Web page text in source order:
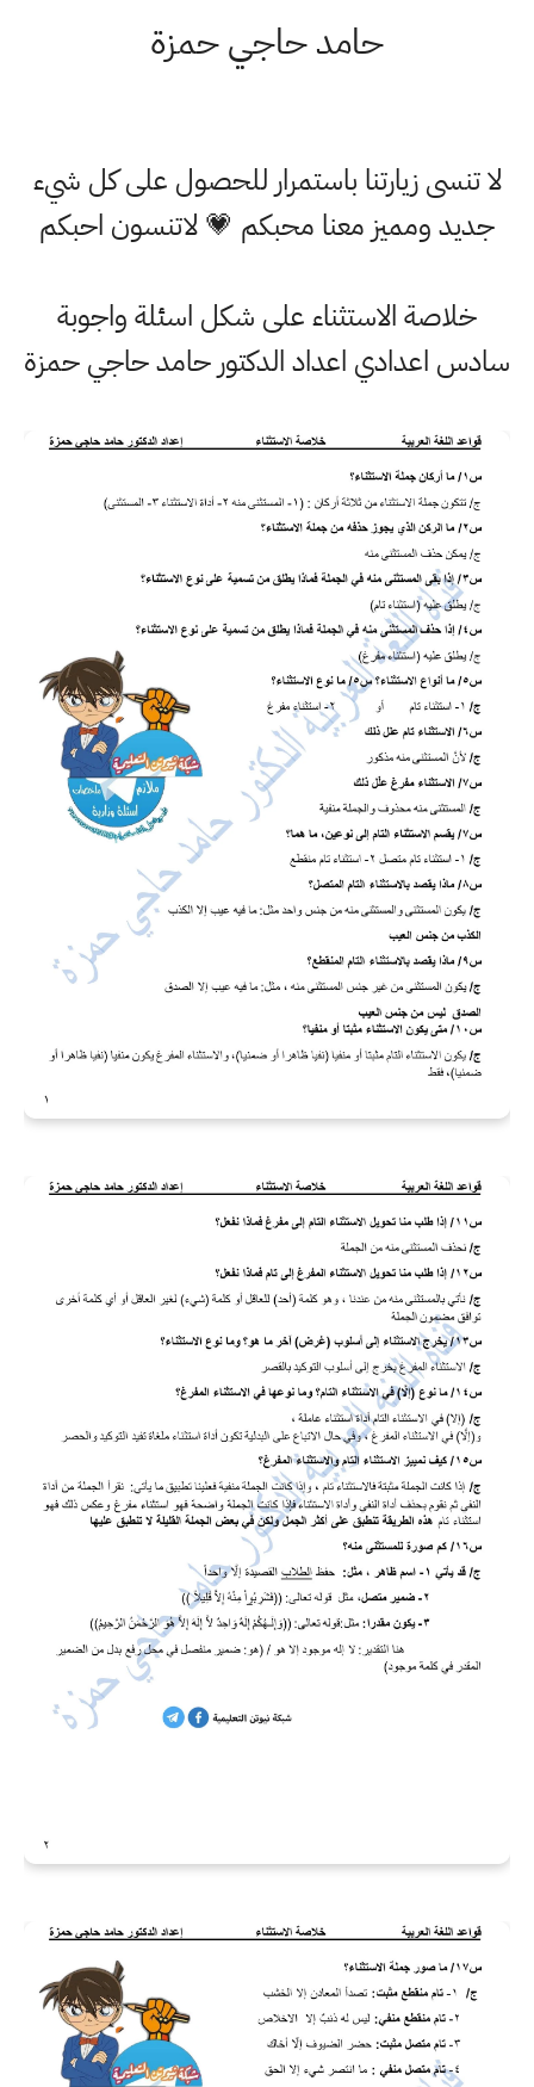
حامد حاجي حمزة
لا تنسى زيارتنا باستمرار للحصول على كل شيء
جديد ومميز معنا محبكم 💗 لاتنسون احبكم
خلاصة الاستثناء على شكل اسئلة واجوبة
سادس اعدادي اعداد الدكتور حامد حاجي حمزة